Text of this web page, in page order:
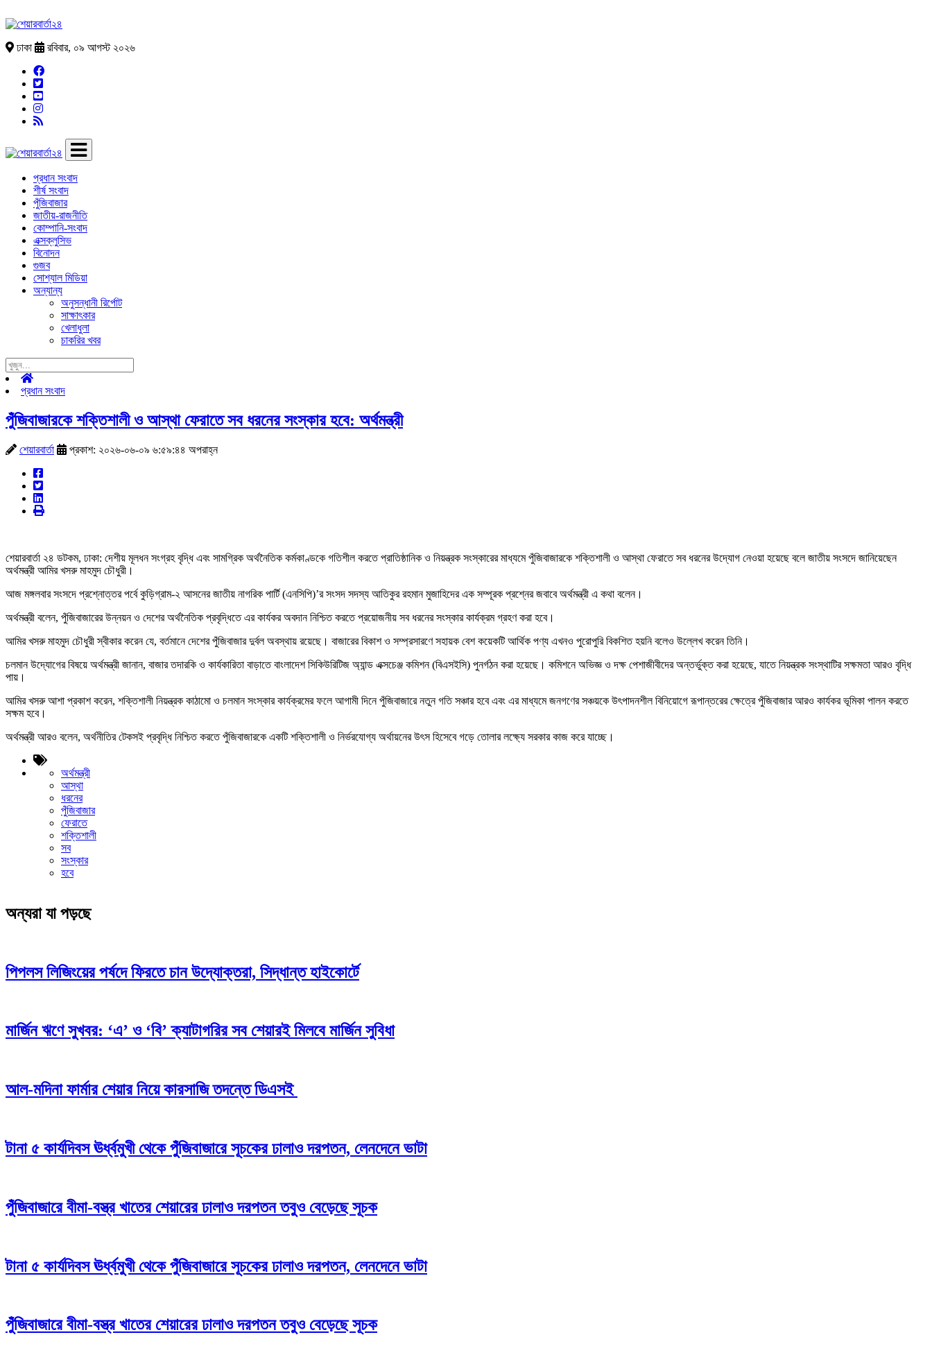
ঢাকা রবিবার, ০৯ আগস্ট ২০২৬
প্রধান সংবাদ
শীর্ষ সংবাদ
পুঁজিবাজার
জাতীয়-রাজনীতি
কোম্পানি-সংবাদ
এক্সক্লুসিভ
বিনোদন
গুজব
সোশ্যাল মিডিয়া
অন্যান্য
অনুসন্ধানী রির্পোট
সাক্ষাৎকার
খেলাধুলা
চাকরির খবর
প্রধান সংবাদ
পুঁজিবাজারকে শক্তিশালী ও আস্থা ফেরাতে সব ধরনের সংস্কার হবে: অর্থমন্ত্রী
শেয়ারবার্তা প্রকাশ: ২০২৬-০৬-০৯ ৬:৫৯:৪৪ অপরাহ্ন
শেয়ারবার্তা ২৪ ডটকম, ঢাকা: দেশীয় মূলধন সংগ্রহ বৃদ্ধি এবং সামগ্রিক অর্থনৈতিক কর্মকাণ্ডকে গতিশীল করতে প্রাতিষ্ঠানিক ও নিয়ন্ত্রক সংস্কারের মাধ্যমে পুঁজিবাজারকে শক্তিশালী ও আস্থা ফেরাতে সব ধরনের উদ্যোগ নেওয়া হয়েছে বলে জাতীয় সংসদে জানিয়েছেন
অর্থমন্ত্রী আমির খসরু মাহমুদ চৌধুরী।
আজ মঙ্গলবার সংসদে প্রশ্নোত্তর পর্বে কুড়িগ্রাম-২ আসনের জাতীয় নাগরিক পার্টি (এনসিপি)’র সংসদ সদস্য আতিকুর রহমান মুজাহিদের এক সম্পূরক প্রশ্নের জবাবে অর্থমন্ত্রী এ কথা বলেন।
অর্থমন্ত্রী বলেন, পুঁজিবাজারের উন্নয়ন ও দেশের অর্থনৈতিক প্রবৃদ্ধিতে এর কার্যকর অবদান নিশ্চিত করতে প্রয়োজনীয় সব ধরনের সংস্কার কার্যক্রম গ্রহণ করা হবে।
আমির খসরু মাহমুদ চৌধুরী স্বীকার করেন যে, বর্তমানে দেশের পুঁজিবাজার দুর্বল অবস্থায় রয়েছে। বাজারের বিকাশ ও সম্প্রসারণে সহায়ক বেশ কয়েকটি আর্থিক পণ্য এখনও পুরোপুরি বিকশিত হয়নি বলেও উল্লেখ করেন তিনি।
চলমান উদ্যোগের বিষয়ে অর্থমন্ত্রী জানান, বাজার তদারকি ও কার্যকারিতা বাড়াতে বাংলাদেশ সিকিউরিটিজ অ্যান্ড এক্সচেঞ্জ কমিশন (বিএসইসি) পুনর্গঠন করা হয়েছে। কমিশনে অভিজ্ঞ ও দক্ষ পেশাজীবীদের অন্তর্ভুক্ত করা হয়েছে, যাতে নিয়ন্ত্রক সংস্থাটির সক্ষমতা আরও বৃদ্ধি
পায়।
আমির খসরু আশা প্রকাশ করেন, শক্তিশালী নিয়ন্ত্রক কাঠামো ও চলমান সংস্কার কার্যক্রমের ফলে আগামী দিনে পুঁজিবাজারে নতুন গতি সঞ্চার হবে এবং এর মাধ্যমে জনগণের সঞ্চয়কে উৎপাদনশীল বিনিয়োগে রূপান্তরের ক্ষেত্রে পুঁজিবাজার আরও কার্যকর ভূমিকা পালন করতে
সক্ষম হবে।
অর্থমন্ত্রী আরও বলেন, অর্থনীতির টেকসই প্রবৃদ্ধি নিশ্চিত করতে পুঁজিবাজারকে একটি শক্তিশালী ও নির্ভরযোগ্য অর্থায়নের উৎস হিসেবে গড়ে তোলার লক্ষ্যে সরকার কাজ করে যাচ্ছে।
অর্থমন্ত্রী
আস্থা
ধরনের
পুঁজিবাজার
ফেরাতে
শক্তিশালী
সব
সংস্কার
হবে
অন্যরা যা পড়ছে
পিপলস লিজিংয়ের পর্ষদে ফিরতে চান উদ্যোক্তরা, সিদ্ধান্ত হাইকোর্টে
মার্জিন ঋণে সুখবর: ‘এ’ ও ‘বি’ ক্যাটাগরির সব শেয়ারই মিলবে মার্জিন সুবিধা
আল-মদিনা ফার্মার শেয়ার নিয়ে কারসাজি তদন্তে ডিএসই
টানা ৫ কার্যদিবস ঊর্ধ্বমুখী থেকে পুঁজিবাজারে সূচকের ঢালাও দরপতন, লেনদেনে ভাটা
পুঁজিবাজারে বীমা-বস্ত্র খাতের শেয়ারের ঢালাও দরপতন তবুও বেড়েছে সূচক
টানা ৫ কার্যদিবস ঊর্ধ্বমুখী থেকে পুঁজিবাজারে সূচকের ঢালাও দরপতন, লেনদেনে ভাটা
পুঁজিবাজারে বীমা-বস্ত্র খাতের শেয়ারের ঢালাও দরপতন তবুও বেড়েছে সূচক